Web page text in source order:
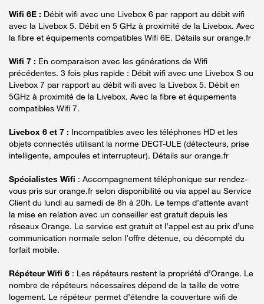
Wifi 6E : Débit wifi avec une Livebox 6 par rapport au débit wifi
avec la Livebox 5. Débit en 5 GHz à proximité de la Livebox. Avec
la fibre et équipements compatibles Wifi 6E. Détails sur orange.fr
Wifi 7 : En comparaison avec les générations de Wifi
précédentes. 3 fois plus rapide : Débit wifi avec une Livebox S ou
Livebox 7 par rapport au débit wifi avec la Livebox 5. Débit en
5GHz à proximité de la Livebox. Avec la fibre et équipements
compatibles Wifi 7.
Livebox 6 et 7 : Incompatibles avec les téléphones HD et les
objets connectés utilisant la norme DECT-ULE (détecteurs, prise
intelligente, ampoules et interrupteur). Détails sur orange.fr
Spécialistes Wifi : Accompagnement téléphonique sur rendez-
vous pris sur orange.fr selon disponibilité ou via appel au Service
Client du lundi au samedi de 8h à 20h. Le temps d’attente avant
la mise en relation avec un conseiller est gratuit depuis les
réseaux Orange. Le service est gratuit et l’appel est au prix d’une
communication normale selon l’offre détenue, ou décompté du
forfait mobile.
Répéteur Wifi 6 : Les répéteurs restent la propriété d’Orange. Le
nombre de répéteurs nécessaires dépend de la taille de votre
logement. Le répéteur permet d’étendre la couverture wifi de